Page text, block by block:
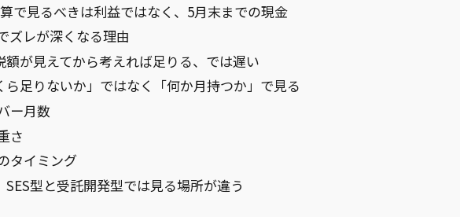
で見るべきは利益ではなく、5月末までの現金
ズレが深くなる理由
額が見えてから考えれば足りる、では遅い
ら足りないか」ではなく「何か月持つか」で見る
ー月数
さ
タイミング
型と受託開発型では見る場所が違う